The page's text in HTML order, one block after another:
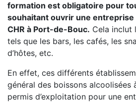
formation est obligatoire pour
souhaitant ouvrir une
CHR à Port-de-Bouc. Cela inclut
tels que les bars, les cafés, les
d’hôtes, etc.
En effet, ces différents
général des boissons alcoolisées
permis d’exploitation pour une